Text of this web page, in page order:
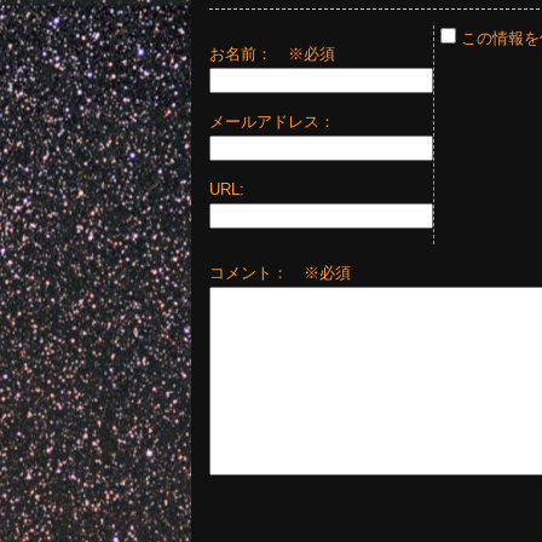
お名前： ※必須
メールアドレス：
URL:
この情報
コメント： ※必須